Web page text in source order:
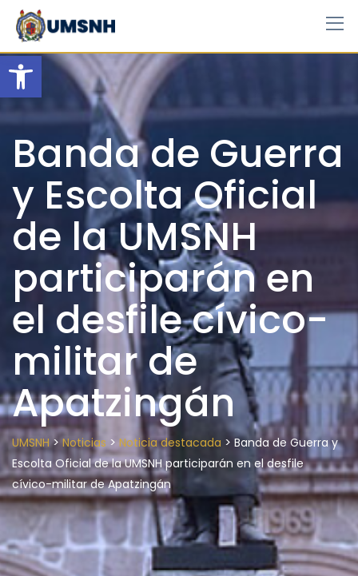
Open toolbar
Skip
content
Banda de Guerra
y Escolta Oficial
de la UMSNH
participarán en
el desfile cívico-
militar de
Apatzingán
UMSNH> Noticias > Noticia destacada > Banda de Guerra y
Escolta Oficial de la UMSNH participarán en el desfile
cívico-militar de Apatzingán